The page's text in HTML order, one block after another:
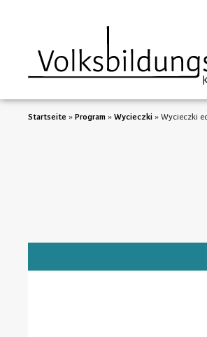
Startseite » Program » Wycieczki » Wycieczki